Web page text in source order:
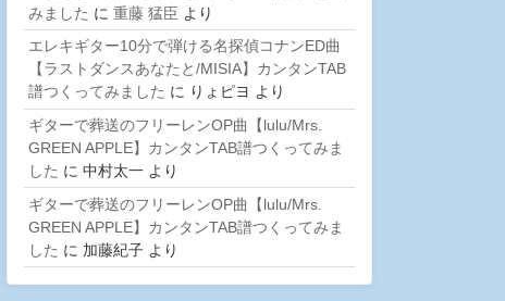
みました に重藤 猛臣 より
エレキギター10分で弾ける名探偵コナンED曲
【ラストダンスあなたと/MISIA】カンタンTAB
譜つくってみました に りょピヨ より
ギターで葬送のフリーレンOP曲【lulu/Mrs.
GREEN APPLE】カンタンTAB譜つくってみま
した に中村太一 より
ギターで葬送のフリーレンOP曲【lulu/Mrs.
GREEN APPLE】カンタンTAB譜つくってみま
した に 加藤紀子 より